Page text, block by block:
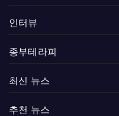
인터뷰
종부테라피
최신 뉴스
추천 뉴스